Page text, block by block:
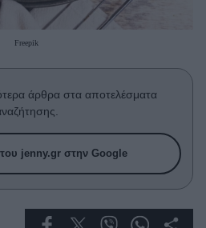
Freepik
άρθρα στα αποτελέσματα
jenny.gr στην Google